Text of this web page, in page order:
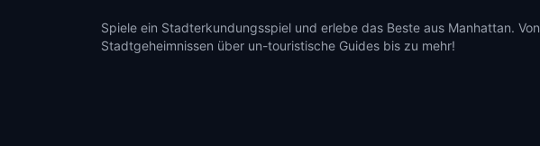
Spiele ein Stadterkundungsspiel und erlebe das Beste aus Manhattan. Von
Stadtgeheimnissen über un-touristische Guides bis zu mehr!